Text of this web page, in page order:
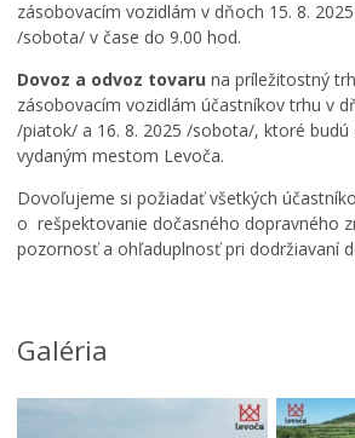
zásobovacím vozidlám v dňoch 15. 8.
/sobota/ v čase do 9.00 hod.
Dovoz a odvoz tovaru na príležitostný
zásobovacím vozidlám účastníkov trhu v
/piatok/ a 16. 8. 2025 /sobota/, ktoré budú
vydaným mestom Levoča.
Dovoľujeme si požiadať všetkých
o rešpektovanie dočasného dopravného
pozornosť a ohľaduplnosť pri dodržiavaní
Galéria
a
l
u
f
i
l
o
v
e
t
r